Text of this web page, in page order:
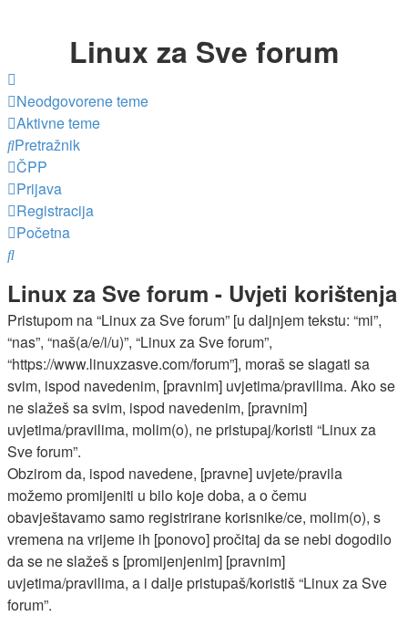
Linux za Sve forum
Neodgovorene teme
Aktivne teme
Pretražnik
ČPP
Prijava
Registracija
Početna
Pretražnik
Linux za Sve forum - Uvjeti korištenja
Pristupom na “Linux za Sve forum” [u daljnjem tekstu: “mi”,
“nas”, “naš(a/e/i/u)”, “Linux za Sve forum”,
“https://www.linuxzasve.com/forum”], moraš se slagati sa
svim, ispod navedenim, [pravnim] uvjetima/pravilima. Ako se
ne slažeš sa svim, ispod navedenim, [pravnim]
uvjetima/pravilima, molim(o), ne pristupaj/koristi “Linux za
Sve forum”.
Obzirom da, ispod navedene, [pravne] uvjete/pravila
možemo promijeniti u bilo koje doba, a o čemu
obavještavamo samo registrirane korisnike/ce, molim(o), s
vremena na vrijeme ih [ponovo] pročitaj da se nebi dogodilo
da se ne slažeš s [promijenjenim] [pravnim]
uvjetima/pravilima, a i dalje pristupaš/koristiš “Linux za Sve
forum”.